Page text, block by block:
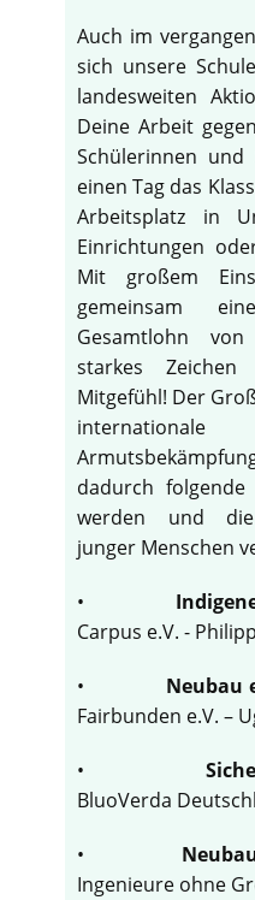
Auch im
sich unsere
landesweiten
Deine Arbeit
Schülerinnen
einen Tag das
Arbeitsplatz in
Einrichtungen
Mit großem
gemeinsam
Gesamtlohn von
starkes
Mitgefühl! Der
dadurch
werden und die
junger Menschen
•
Carpus e.V. -
• Neubau
Fairbunden e.V. –
•
BluoVerda
•
Ingenieure ohne